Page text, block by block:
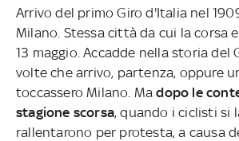
Arrivo del primo Giro d'Italia nel
Milano. Stessa città da cui la corsa
13 maggio. Accadde nella storia del
volte che arrivo, partenza, oppure
toccassero Milano. Madopo le
stagione scorsa, quando i ciclisti si
rallentarono per protesta, a causa